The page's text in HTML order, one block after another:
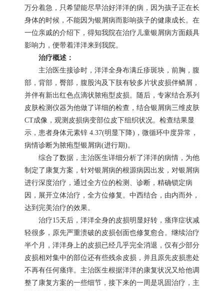
万分着急，只希望能尽早治好洋洋的病，因为孩子正在长
身体的时候，不能因为银屑病而影响孩子的健康成长。在
一位亲戚的介绍下，得知我院在治疗儿童银屑病方面颇具
影响力，便带着洋洋来到我院。
治疗概述：
主治医生接诊时，洋洋全身布满丘疹斑块，前胸，腹
部，背部，臀部，腹股沟及下肢有较多片状皮损伴鳞屑，
并伴有新出红色点滴状脓疱型皮损。随后，专家结合系列
皮肤检测仪器为他做了详细的检查，结合银屑病三维皮肤
CT成像，观测皮损病变部位皮下组织状况。检查结果显
示，患者身体元素锌 4.37(明显下降)，微循环中度异常，
病情诊断为脓疱型银屑病(进行期)。
综合了数据，主治医生详细分析了洋洋的病情，为他
制定了康复方案，针对银屑病的根源病因出发，对银屑病
进行深度治疗，通过全方位的检测、诊断，精确锁定病
因，展开立体治疗，全方位修复。中西结合，由内而外，
达到完美治疗的效果。
治疗15天后，洋洋全身的皮损明显好转，瘙痒症状减
轻很多，原先严重溃破的皮损创面也修复愈合。继续治疗
半个月，洋洋身上的皮损已经几乎完全消退，仅有少部分
皮损相对集中的部位还有些残余皮损，并且原先皮损患处
不再有任何瘙痒。主治医生根据洋洋的康复状况又给他调
整了康复方案的一些细节，接下来的一周是巩固治疗，主